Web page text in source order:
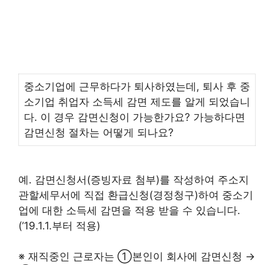
중소기업에 근무하다가 퇴사하였는데, 퇴사 후 중
소기업 취업자 소득세 감면 제도를 알게 되었습니
다. 이 경우 감면신청이 가능한가요? 가능하다면
감면신청 절차는 어떻게 되나요?
예. 감면신청서(증빙자료 첨부)를 작성하여 주소지
관할세무서에 직접 환급신청(경정청구)하여 중소기
업에 대한 소득세 감면을 적용 받을 수 있습니다.
(’19.1.1.부터 적용)
※ 재직중인 근로자는 ①본인이 회사에 감면신청 →